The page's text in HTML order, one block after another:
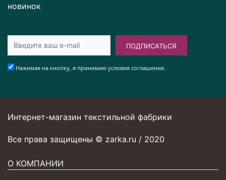
новинок
ПОДПИСАТЬСЯ
Нажимая на кнопку, я принимаю условия соглашения.
Интернет-магазин текстильной фабрики
Все права защищены © zarka.ru / 2020
О КОМПАНИИ